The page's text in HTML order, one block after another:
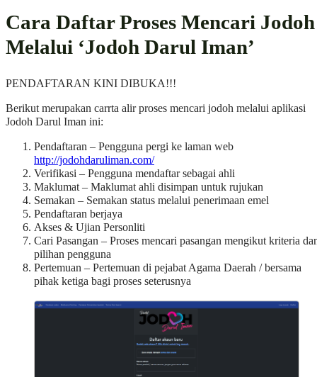
Cara Daftar Proses Mencari Jodoh
Melalui ‘Jodoh Darul Iman’
PENDAFTARAN KINI DIBUKA!!!
Berikut merupakan carrta alir proses mencari jodoh melalui aplikasi
Jodoh Darul Iman ini:
Pendaftaran – Pengguna pergi ke laman web
http://jodohdaruliman.com/
Verifikasi – Pengguna mendaftar sebagai ahli
Maklumat – Maklumat ahli disimpan untuk rujukan
Semakan – Semakan status melalui penerimaan emel
Pendaftaran berjaya
Akses & Ujian Personliti
Cari Pasangan – Proses mencari pasangan mengikut kriteria
pilihan pengguna
Pertemuan – Pertemuan di pejabat Agama Daerah / bersama
pihak ketiga bagi proses seterusnya